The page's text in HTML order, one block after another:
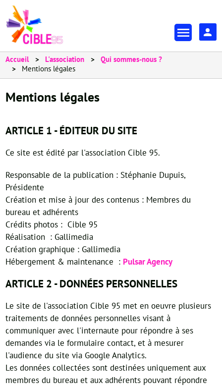
En-
tête
Accueil L'association
Qui sommes-nous ?
Mentions légales
Mentions légales
ARTICLE 1 - ÉDITEUR DU SITE
Ce site est édité par l'association Cible 95.
Responsable de la publication : Stéphanie Dupuis,
Présidente
Création et mise à jour des contenus : Membres du
bureau et adhérents
Crédits photos : Cible 95
Réalisation : Gallimedia
Création graphique : Gallimedia
Hébergement & maintenance : Pulsar Agency
ARTICLE 2 - DONNÉES PERSONNELLES
Le site de l'association Cible 95 met en oeuvre plusieurs
traitements de données personnelles visant à
communiquer avec l'internaute pour répondre à ses
demandes via le formulaire contact, et à mesurer
l'audience du site via Google Analytics.
Les données collectées sont destinées uniquement aux
membres du bureau et aux adhérents pouvant répondre